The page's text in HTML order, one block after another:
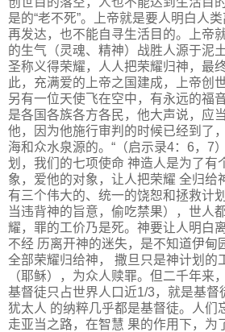
是的“老不死”。上帝就是要人明白人
再发达，也不能自寻生活目的。上帝
的生气（灵魂、精神）战胜人源于泥
圣称义得荣耀，人人把荣耀归神，最
此，充满爱的上帝之国建成，上帝创
另有一位天使飞在空中，有永远的福
是各国各族各方各民，他大声说，应
他，因为他施行审判的时候已经到了
海和众水泉源的。“（启示录4：6，7
划，我们的七项使命 神造人是为了有
象，爱他的对象，让人把荣耀 全归给
有三个伟大的、统一的饶恕和拯救计
当违背神的旨意，偷吃禁果），世人
耀，罪的工价乃是死。神要让人明白
不经 历离开神的迷失，是不知道伊甸
全部荣耀归给神， 撒旦只是神计划的
（耶稣），为众人赎罪。但二千年来
基督徒只占世界人口近1/3，就是基督
犹太人 的纳粹几乎都是基督徒。人们
走亚当之路，在智慧 果的作用下，为